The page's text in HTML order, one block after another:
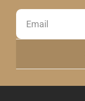
Email